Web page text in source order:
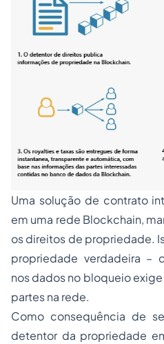
Uma solução de contrato
em uma rede Blockchain,
os direitos de propriedade.
propriedade verdadeira –
nos dados no bloqueio
partes na rede.
Como consequência de
detentor da propriedade